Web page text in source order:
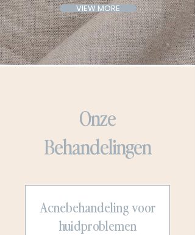
VIEW MORE
Onze
Behandelingen
Acnebehandeling voor
huidproblemen